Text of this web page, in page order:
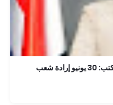
الأستاذ الدكتور محمد أبو علي يكتب: 30 يونيو إرادة شعب